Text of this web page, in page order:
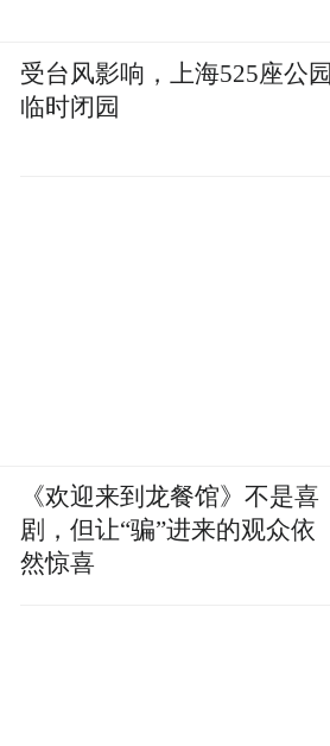
受台风影响，上海525座公园
临时闭园
《欢迎来到龙餐馆》不是喜
剧，但让“骗”进来的观众依
然惊喜